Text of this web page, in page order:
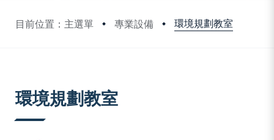
目前位置：主選單 專業設備 環境規劃教室
環境規劃教室